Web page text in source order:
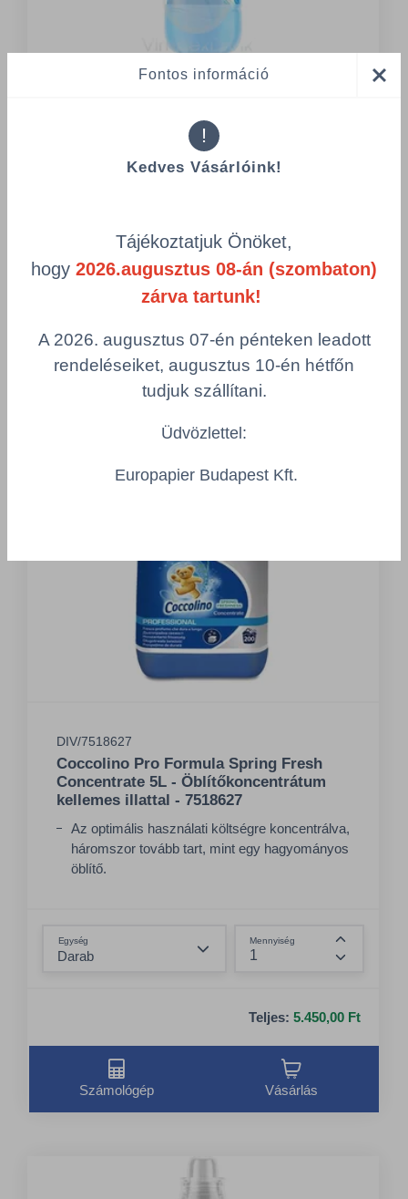
Coccolino öblítő koncentrátum Blue
Teljes:
Számológép Vásárlás
DIV/7518627
Coccolino Pro Formula Spring Fresh
Concentrate 5L - Öblítőkoncentrátum
kellemes illattal - 7518627
Az optimális használati költségre koncentrálva,
háromszor tovább tart, mint egy hagyományos
öblítő.
A Horeca szektor számára kifejlesztett
formula, különösen a szállodák és ápolási
Egység Mennyiség
Összeg
Teljes: 5.450,00 Ft
Számológép Vásárlás
Fontos információ
!
Kedves Vásárlóink!
Tájékoztatjuk Önöket,
hogy 2026.augusztus 08-án (szombaton)
zárva tartunk!
A 2026. augusztus 07-én pénteken leadott
rendeléseiket, augusztus 10-én hétfőn
tudjuk szállítani.
Üdvözlettel:
Europapier Budapest Kft.